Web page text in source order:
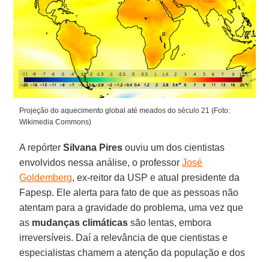
Projeção do aquecimento global até meados do século 21 (Foto:
Wikimedia Commons)
A repórterSilvana Pires ouviu um dos cientistas
envolvidos nessa análise, o professorJosé
Goldemberg, ex-reitor da USP e atual presidente da
Fapesp. Ele alerta para fato de que as pessoas não
atentam para a gravidade do problema, uma vez que
as mudanças climáticas são lentas, embora
irreversíveis. Daí a relevância de que cientistas e
especialistas chamem a atenção da população e dos